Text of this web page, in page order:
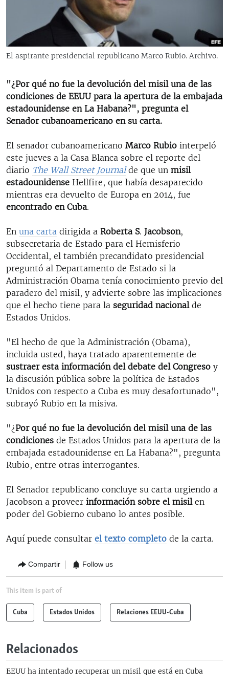
ESPECIALES
ESPECIALES
SER VIEJO EN CUBA
KENTU-CUBANO
LOS SANTOS DE HIALEAH
LA INVASIÓN DE RUSIA A UCRANIA
MULTIMEDIA
SÍGUENOS
El aspirante presidencial republicano Marco Rubio. Archivo.
"¿Por qué no fue la devolución del misil una de las
condiciones de EEUU para la apertura de la embajada
estadounidense en La Habana?", pregunta el
Senador cubanoamericano en su carta.
El senador cubanoamericano Marco Rubio interpeló
este jueves a la Casa Blanca sobre el reporte del
diario The Wall Street Journalde que un misil
estadounidense Hellfire, que había desaparecido
mientras era devuelto de Europa en 2014, fue
encontrado en Cuba.
En una carta dirigida a Roberta S. Jacobson,
subsecretaria de Estado para el Hemisferio
Occidental, el también precandidato presidencial
preguntó al Departamento de Estado si la
Administración Obama tenía conocimiento previo del
paradero del misil, y advierte sobre las implicaciones
que el hecho tiene para la seguridad nacionalde
Estados Unidos.
"El hecho de que la Administración (Obama),
incluida usted, haya tratado aparentemente de
sustraer esta información del debate del Congreso y
la discusión pública sobre la política de Estados
Unidos con respecto a Cuba es muy desafortunado",
subrayó Rubio en la misiva.
"¿Por qué no fue la devolución del misil una de las
condiciones de Estados Unidos para la apertura de la
embajada estadounidense en La Habana?", pregunta
Rubio, entre otras interrogantes.
El Senador republicano concluye su carta urgiendo a
Jacobson a proveer información sobre el misilen
poder del Gobierno cubano lo antes posible.
Aquí puede consultar el texto completo de la carta.
Compartir Follow us
This item is part of
Cuba Estados Unidos Relaciones EEUU-Cuba
Relacionados
EEUU ha intentado recuperar un misil que está en Cuba